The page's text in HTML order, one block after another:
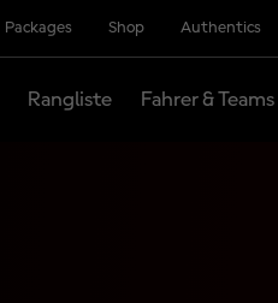
Packages Shop Authentics
Rangliste Fahrer & Teams